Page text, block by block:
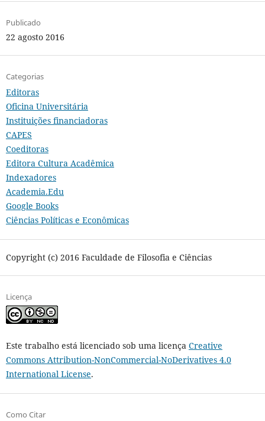
Publicado
22 agosto 2016
Categorias
Editoras
Oficina Universitária
Instituições financiadoras
CAPES
Coeditoras
Editora Cultura Acadêmica
Indexadores
Academia.Edu
Google Books
Ciências Políticas e Econômicas
Copyright (c) 2016 Faculdade de Filosofia e Ciências
Licença
Este trabalho está licenciado sob uma licença Creative
Commons Attribution-NonCommercial-NoDerivatives 4.0
International License.
Como Citar